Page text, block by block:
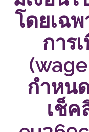
โดยเฉพ
การ
กำหน
เช็